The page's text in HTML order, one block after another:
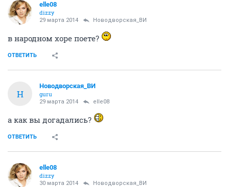
elle08
dizzy
29 марта 2014 Новодворcкая_ВИ
в народном хоре поете?
ОТВЕТИТЬ
Н
Новодворcкая_ВИ
guru
29 марта 2014 elle08
а как вы догадались?
ОТВЕТИТЬ
elle08
dizzy
30 марта 2014 Новодворcкая_ВИ